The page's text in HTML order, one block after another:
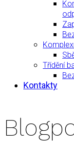
Třídění
Kontakty